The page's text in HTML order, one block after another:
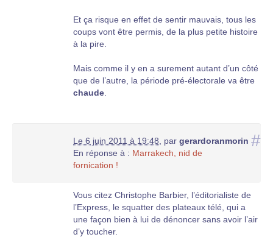
Et ça risque en effet de sentir mauvais, tous les
coups vont être permis, de la plus petite histoire
à la pire.
Mais comme il y en a surement autant d’un côté
que de l’autre, la période pré-électorale va être
chaude
#
Le 6 juin 2011 à 19:48 par gerardoranmorin
En réponse à : Marrakech, nid de
fornication !
Vous citez Christophe Barbier, l’éditorialiste de
l’Express, le squatter des plateaux télé, qui a
une façon bien à lui de dénoncer sans avoir l’air
d’y toucher.